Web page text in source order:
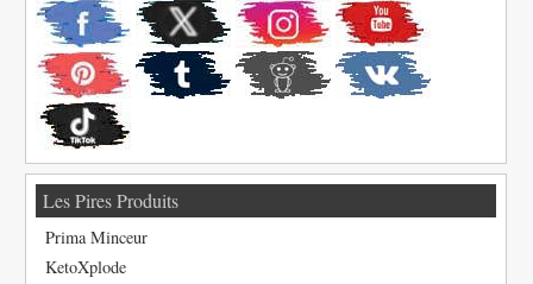
Les Pires Produits
Prima Minceur
KetoXplode